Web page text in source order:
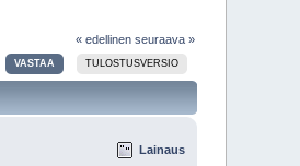
« edellinen seuraava »
VASTAA TULOSTUSVERSIO
Lainaus